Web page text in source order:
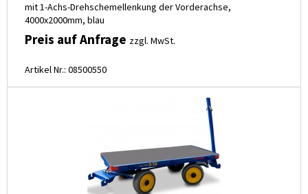
mit 1-Achs-Drehschemellenkung der Vorderachse,
4000x2000mm, blau
Preis auf Anfrage zzgl. MwSt.
Artikel Nr.: 08500550